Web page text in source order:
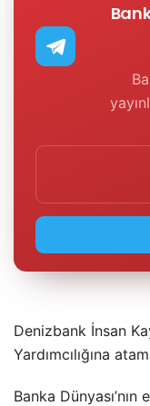
Denizbank İnsan
Yardımcılığına
Banka